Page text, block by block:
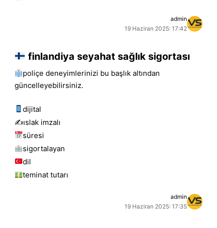
admin
19 Haziran 2025: 17:42
finlandiya seyahat sağlık sigortası
poliçe deneyimlerinizi bu başlık altından
güncelleyebilirsiniz.
dijital
✍️islak i̇mzalı
süresi
sigortalayan
dil
teminat tutarı
admin
19 Haziran 2025: 17:35